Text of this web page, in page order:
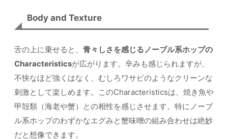
Body and Texture
舌の上に乗せると、 青々しさを感じるノーブル系ホップの
Characteristicsが広がります。辛みも感じられますが、
不快なほど強くはなく、むしろワサビのようなクリーンな
刺激として楽しめます。このCharacteristicsは、焼き魚や
甲殻類（海老や蟹）との相性を感じさせます。特にノーブ
ル系ホップのわずかなエグみと蟹味噌の組み合わせは絶妙
だと想像できます。